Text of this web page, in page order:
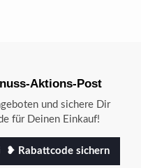
Aktions-Post
und sichere Dir
für Deinen Einkauf!
❥ Rabattcode sichern